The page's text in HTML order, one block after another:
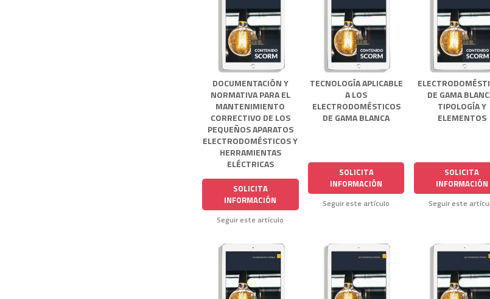
DOCUMENTACIÓN Y
NORMATIVA PARA EL
MANTENIMIENTO
CORRECTIVO DE LOS
PEQUEÑOS APARATOS
ELECTRODOMÉSTICOS Y
HERRAMIENTAS
ELÉCTRICAS
SOLICITA
INFORMACIÓN
Seguir este artículo
TECNOLOGÍA APLICABLE
A LOS
ELECTRODOMÉSTICOS
DE GAMA BLANCA
SOLICITA
INFORMACIÓN
Seguir este artículo
DE GAMA
TIPOLOGÍA Y
ELEMENTOS
SOLICITA
INFORMACIÓN
Seguir este